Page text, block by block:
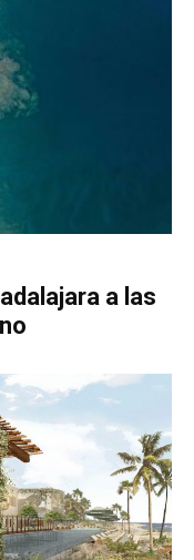
a las